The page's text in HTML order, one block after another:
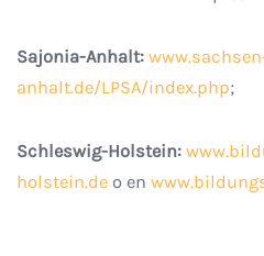
Sajonia-Anhalt:
anhalt.de/LPSA/index.php;
Schleswig-Holstein:
holstein.de o en